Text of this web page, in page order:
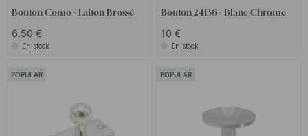
Bouton Como - Laiton Brossé
6.50 €
En stock
Bouton 24136 - Blanc/Chrome
10 €
En stock
POPULAR POPULAR